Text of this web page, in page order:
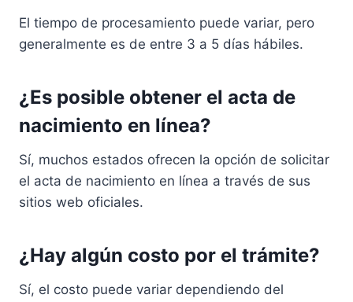
El tiempo de procesamiento puede variar, pero
generalmente es de entre 3 a 5 días hábiles.
¿Es posible obtener el acta de
nacimiento en línea?
Sí, muchos estados ofrecen la opción de solicitar
el acta de nacimiento en línea a través de sus
sitios web oficiales.
¿Hay algún costo por el trámite?
Sí, el costo puede variar dependiendo del